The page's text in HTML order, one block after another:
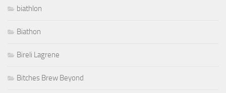
biathlon
Biathon
Bireli Lagrene
Bitches Brew Beyond